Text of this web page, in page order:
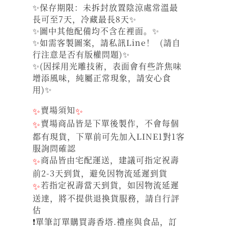
✨保存期限：未拆封放置陰涼處常溫最
長可至7天，冷藏最長8天✨
✨圖中其他配備均不含在裡面。✨
✨如需客製圖案，請私訊Line！ (請自
行注意是否有版權問題)✨
✨(因採用光雕技術，表面會有些許焦味
增添風味，純屬正常現象，請安心食
用)✨
✨賣場須知✨
✨賣場商品皆是下單後製作，不會每個
都有現貨，下單前可先加入LINE1對1客
服詢問確認
✨商品皆由宅配運送，建議可指定祝壽
前2-3天到貨，避免因物流延遲到貨
✨若指定祝壽當天到貨，如因物流延遲
送達，將不提供退換貨服務，請自行評
估
❗單筆訂單購買壽香塔.禮座與食品，訂